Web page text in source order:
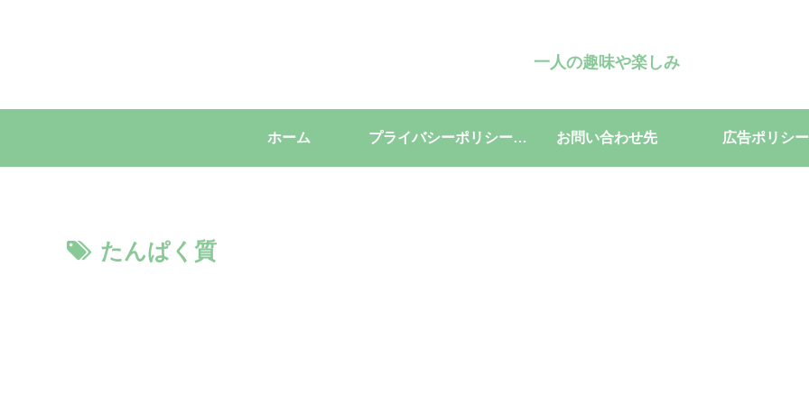
一人の趣味や楽しみ
ホーム プライバシーポリシー・免責事項 お問い合わせ先 広告ポリシー
たんぱく質